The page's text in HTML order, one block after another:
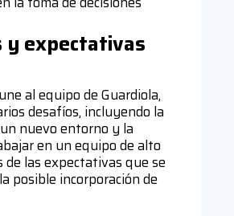
y expectativas
al equipo de Guardiola,
desafíos, incluyendo la
nuevo entorno y la
en un equipo de alto
de las expectativas que se
posible incorporación de